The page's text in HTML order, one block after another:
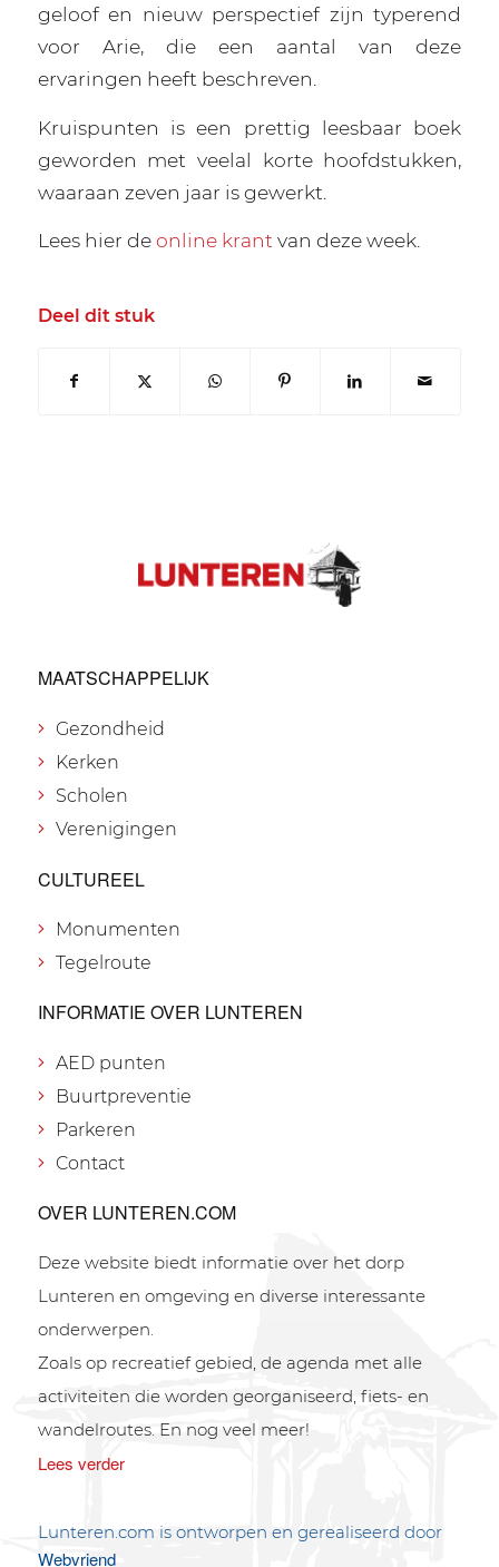
geloof en nieuw perspectief zijn typerend
voor Arie, die een aantal van deze
ervaringen heeft beschreven.
Kruispunten is een prettig leesbaar boek
geworden met veelal korte hoofdstukken,
waaraan zeven jaar is gewerkt.
Lees hier deonline krant van deze week.
Deel dit stuk
MAATSCHAPPELIJK
Gezondheid
Kerken
Scholen
Verenigingen
CULTUREEL
Monumenten
Tegelroute
INFORMATIE OVER LUNTEREN
AED punten
Buurtpreventie
Parkeren
Contact
OVER LUNTEREN.COM
Deze website biedt informatie over het dorp
Lunteren en omgeving en diverse interessante
onderwerpen.
Zoals op recreatief gebied, de agenda met alle
activiteiten die worden georganiseerd, fiets- en
wandelroutes. En nog veel meer!
Lees verder
Lunteren.com is ontworpen en gerealiseerd door
Webvriend